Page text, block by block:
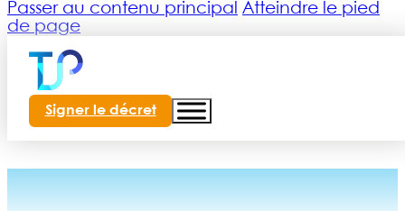
Passer au contenu principal Atteindre le pied
de page
Signer le décret